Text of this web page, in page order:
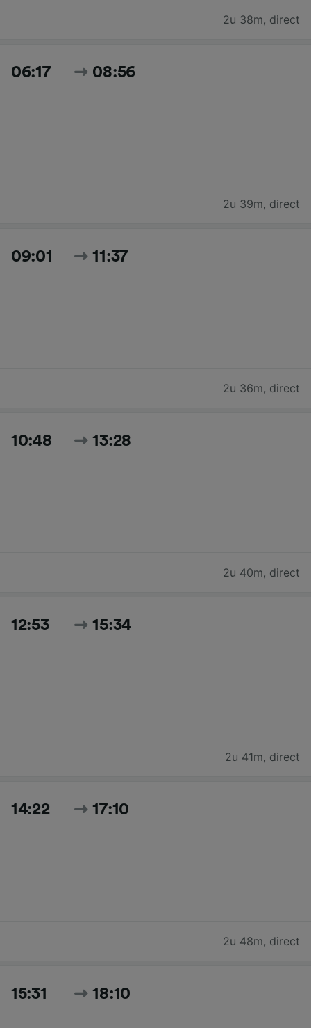
2u 38m, direct
06:17 08:56
2u 39m, direct
09:01 11:37
2u 36m, direct
10:48 13:28
2u 40m, direct
12:53 15:34
2u 41m, direct
14:22 17:10
2u 48m, direct
15:31 18:10